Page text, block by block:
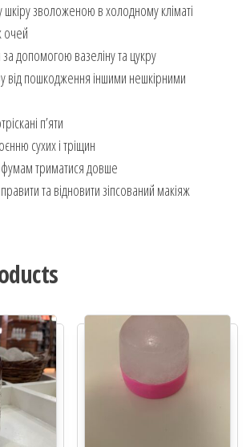
шкіру зволоженою в холодному кліматі
очей
за допомогою вазеліну та цукру
від пошкодження іншими нешкірними
п’яти
сухих і тріщин
триматися довше
та відновити зіпсований макіяж